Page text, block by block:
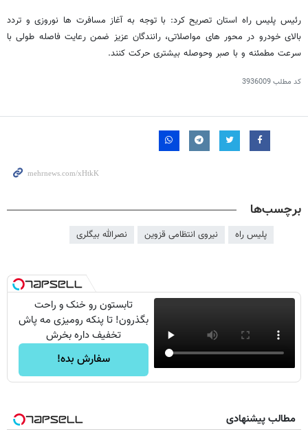
رئیس پلیس راه استان تصریح کرد: با توجه به آغاز مسافرت ها نوروزی و تردد
بالای خودرو در محور های مواصلاتی، رانندگان عزیز ضمن رعایت فاصله طولی با
سرعت مطمئنه و با صبر وحوصله بیشتری حرکت کنند.
کد مطلب3936009
برچسب‌ها
پلیس راه نیروی انتظامی قزوین نصرالله بیگلری
تابستون رو خنک و راحت
بگذرون! تا پنکه رومیزی مه پاش
تخفیف داره بخرش
سفارش بده!
مطالب پیشنهادی